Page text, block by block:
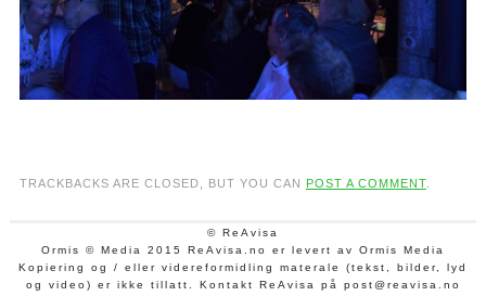
TRACKBACKS ARE CLOSED, BUT YOU CAN POST A COMMENT.
© ReAvisa
Ormis © Media 2015 ReAvisa.no er levert av Ormis Media
Kopiering og / eller videreformidling materale (tekst, bilder, lyd
og video) er ikke tillatt. Kontakt ReAvisa på post@reavisa.no